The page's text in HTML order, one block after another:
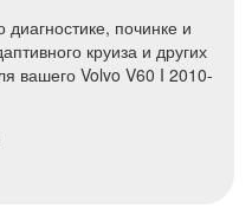
починке и
круиза и других
вашего Volvo V60 I 2010-